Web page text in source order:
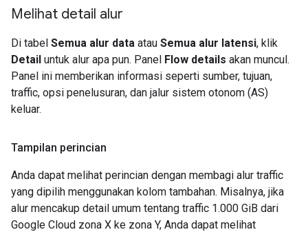
Melihat detail alur
Di tabel Semua alur data atau Semua alur latensi, klik
Detail untuk alur apa pun. Panel Flow details akan muncul.
Panel ini memberikan informasi seperti sumber, tujuan,
traffic, opsi penelusuran, dan jalur sistem otonom (AS)
keluar.
Tampilan perincian
Anda dapat melihat perincian dengan membagi alur traffic
yang dipilih menggunakan kolom tambahan. Misalnya, jika
alur mencakup detail umum tentang traffic 1.000 GiB dari
Google Cloud zona X ke zona Y, Anda dapat melihat